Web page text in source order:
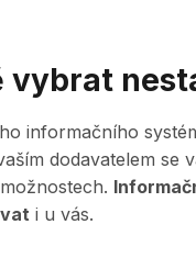
vybrat
informačního
dodavatelem se
i u vás.